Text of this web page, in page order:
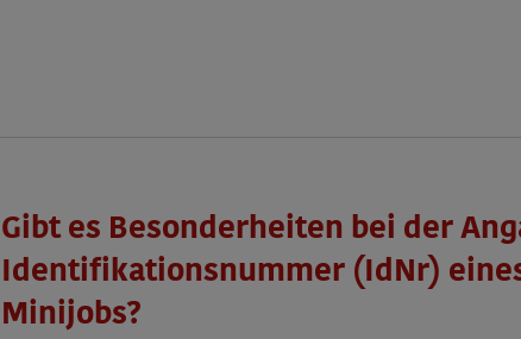
Gibt es Besonderheiten bei der
Identifikationsnummer (IdNr)
Minijobs?